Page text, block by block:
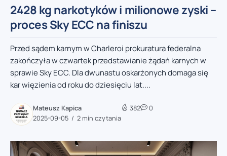
2428 kg narkotyków i milionowe zyski –
proces Sky ECC na finiszu
Przed sądem karnym w Charleroi prokuratura federalna
zakończyła w czwartek przedstawianie żądań karnych w
sprawie Sky ECC. Dla dwunastu oskarżonych domaga się
kar więzienia od roku do dziesięciu lat....
Mateusz Kapica
2025-09-05
2 min czytania
382 0